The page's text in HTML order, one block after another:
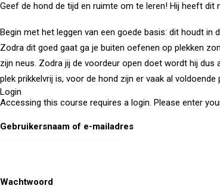
Geef de hond de tijd en ruimte om te leren! Hij heeft
Begin met het leggen van een goede basis: dit houdt in
Zodra dit goed gaat ga je buiten oefenen op plekken
zijn neus. Zodra jij de voordeur open doet wordt hij dus
plek prikkelvrij is, voor de hond zijn er vaak al
Login
Accessing this course requires a login. Please enter
Gebruikersnaam of e-mailadres
Wachtwoord